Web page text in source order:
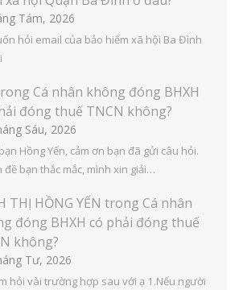
Tám, 2026
hỏi email của bảo hiểm xã hội Ba Đình
Cá nhân không đóng BHXH
đóng thuế TNCN không?
Sáu, 2026
Hồng Yến, cảm ơn bạn đã gửi câu hỏi.
đề bạn thắc mắc, mình xin giải…
THỊ HỒNG YẾN trong Cá nhân
đóng BHXH có phải đóng thuế
không?
Tư, 2026
hỏi vài trường hợp sau với ạ 1.Nếu người